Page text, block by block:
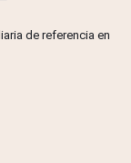
de referencia en